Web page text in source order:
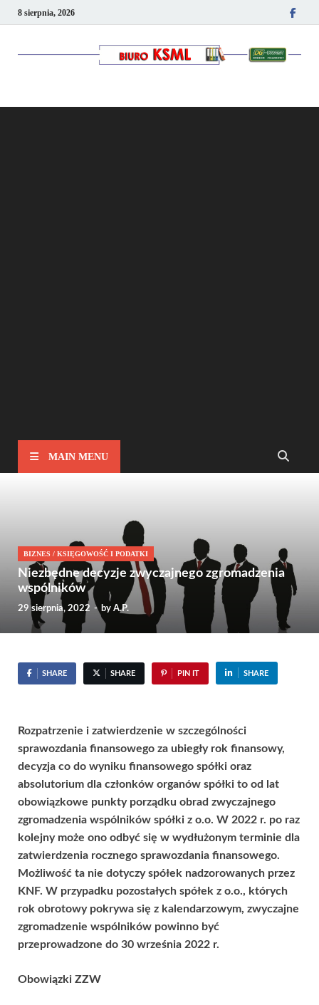
8 sierpnia, 2026
MAIN MENU
BIZNES / KSIĘGOWOŚĆ I PODATKI
Niezbędne decyzje zwyczajnego zgromadzenia
wspólników
29 sierpnia, 2022 - by A.P.
SHARE SHARE PIN IT SHARE
Rozpatrzenie i zatwierdzenie w szczególności
sprawozdania finansowego za ubiegły rok finansowy,
decyzja co do wyniku finansowego spółki oraz
absolutorium dla członków organów spółki to od lat
obowiązkowe punkty porządku obrad zwyczajnego
zgromadzenia wspólników spółki z o.o. W 2022 r. po raz
kolejny może ono odbyć się w wydłużonym terminie dla
zatwierdzenia rocznego sprawozdania finansowego.
Możliwość ta nie dotyczy spółek nadzorowanych przez
KNF. W przypadku pozostałych spółek z o.o., których
rok obrotowy pokrywa się z kalendarzowym, zwyczajne
zgromadzenie wspólników powinno być
przeprowadzone do 30 września 2022 r.
Obowiązki ZZW